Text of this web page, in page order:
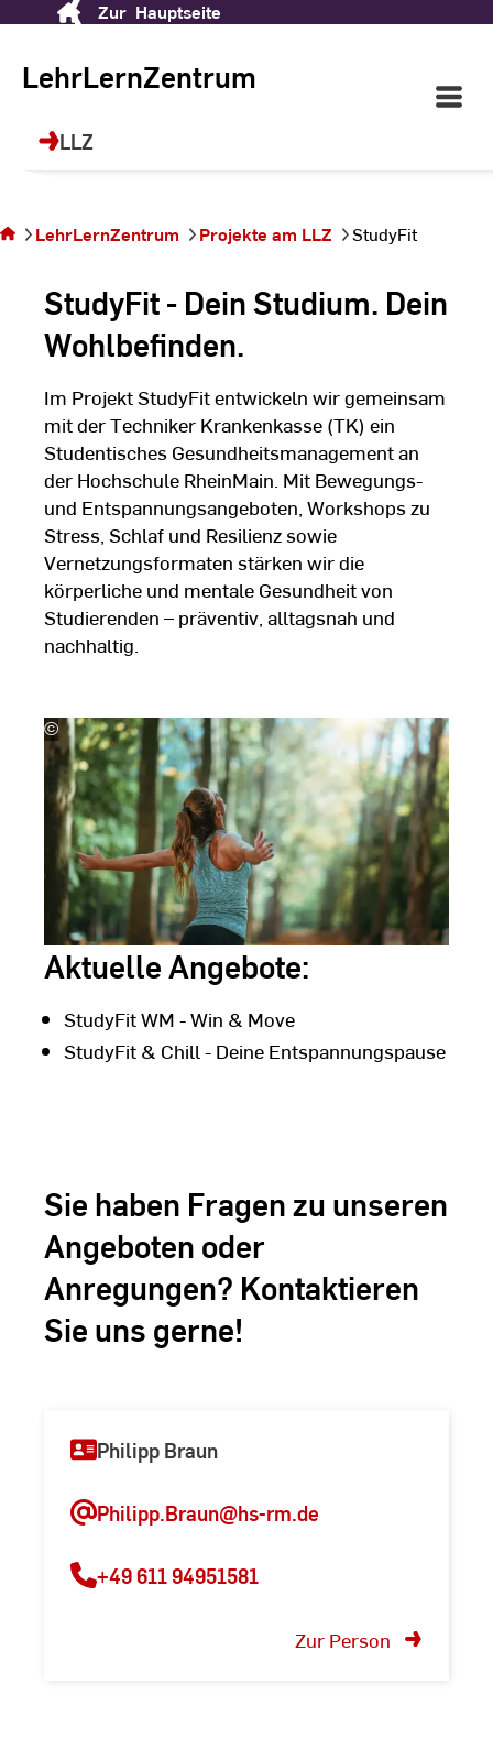
Content
Zur Hauptseite
LehrLernZentrum
LLZ
Open
Main
LehrLernZentrum (LLZ)
und berufliche Weiterbildung!
sich auf
der
StudyFit
LehrLernZentrum Projekte am LLZ StudyFit
StudyFit - Dein Studium. Dein
Wohlbefinden.
Im Projekt StudyFit entwickeln wir gemeinsam
mit der Techniker Krankenkasse (TK) ein
Studentisches Gesundheitsmanagement an
der Hochschule RheinMain. Mit Bewegungs-
und Entspannungsangeboten, Workshops zu
Stress, Schlaf und Resilienz sowie
Vernetzungsformaten stärken wir die
körperliche und mentale Gesundheit von
Studierenden – präventiv, alltagsnah und
nachhaltig.
©
stock.adobe.com/Microgen
Aktuelle Angebote:
StudyFit WM - Win & Move
StudyFit & Chill - Deine Entspannungspause
Sie haben Fragen zu unseren
Angeboten oder
Anregungen? Kontaktieren
Sie uns gerne!
Philipp Braun
Philipp.Braun@hs-rm.de
+49 611 94951581
Zur Person